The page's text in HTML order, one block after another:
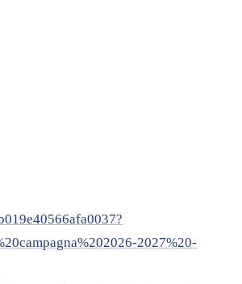
2027%20-